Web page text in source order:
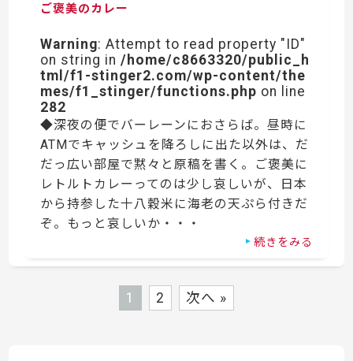
ご褒美のカレー
Warning: Attempt to read property "ID"
on string in/home/c8663320/public_h
tml/f1-stinger2.com/wp-content/the
mes/f1_stinger/functions.php on line
282
◆深夜の便でバーレーンにおさらば。昼時に
ATMでキャッシュを降ろしに出た以外は、だ
だっ広い部屋で黙々と原稿を書く。ご褒美に
レトルトカレーってのは少し哀しいが、日本
から持参した十八穀米に海老の天ぷら付きだ
ぞ。もっと哀しいか・・・
続きをみる
1 2 次へ »